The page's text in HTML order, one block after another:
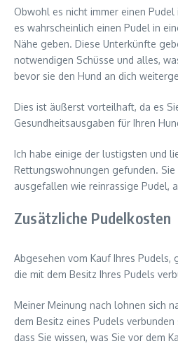
Obwohl es nicht immer einen
es wahrscheinlich einen Pudel in
Nähe geben. Diese Unterkünfte
notwendigen Schüsse und alles,
bevor sie den Hund an dich
Dies ist äußerst vorteilhaft, da es
Gesundheitsausgaben für Ihren
Ich habe einige der lustigsten und
Rettungswohnungen gefunden.
ausgefallen wie reinrassige Pudel,
Zusätzliche Pudelkosten
Abgesehen vom Kauf Ihres Pudels,
die mit dem Besitz Ihres Pudels
Meiner Meinung nach lohnen sich
dem Besitz eines Pudels
dass Sie wissen, was Sie vor dem